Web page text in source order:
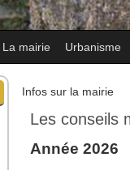
La mairie Urbanisme
Infos sur la mairie
Les conseils
Année 2026